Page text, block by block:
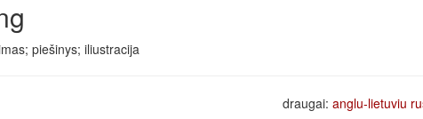
piešinys; iliustracija
draugai: anglu-lietuviu